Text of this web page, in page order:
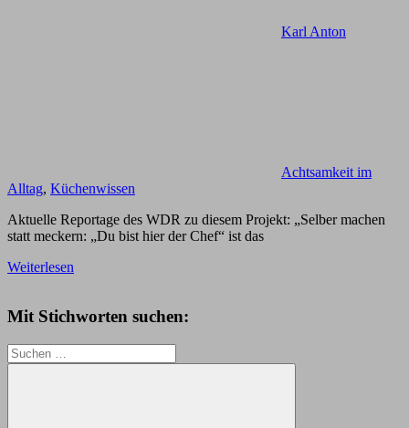
Karl Anton
Achtsamkeit im
Alltag, Küchenwissen
Aktuelle Reportage des WDR zu diesem Projekt: „Selber machen
statt meckern: „Du bist hier der Chef“ ist das
Weiterlesen
Mit Stichworten suchen:
Suchen
nach: